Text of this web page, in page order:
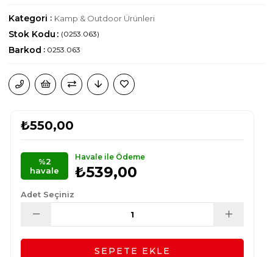
Kategori : Kamp & Outdoor Ürünleri
(0253.063)
Stok Kodu
Barkod : 0253.063
₺550,00
Havale ile Ödeme
₺539,00
%2
havale
Adet Seçiniz